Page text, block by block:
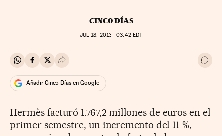
CINCO DÍAS
JUL 18, 2013 - 03:42EDT
Compartir en Whatsapp
Compartir en Facebook
Compartir en Twitter
Desplegar Redes Sociales Ir a
Añadir Cinco Días en Google
Hermès facturó 1.767,2 millones de euros en el
primer semestre, un incremento del 11 %,